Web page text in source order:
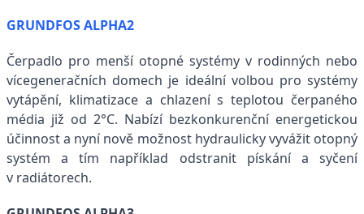
GRUNDFOS ALPHA2
Čerpadlo pro menší otopné systémy v rodinných nebo
vícegeneračních domech je ideální volbou pro systémy
vytápění, klimatizace a chlazení s teplotou čerpaného
média již od 2°C. Nabízí bezkonkurenční energetickou
účinnost a nyní nově možnost hydraulicky vyvážit otopný
systém a tím například odstranit pískání a syčení
v radiátorech.